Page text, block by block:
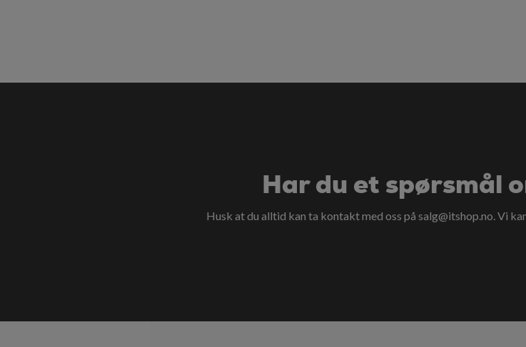
Har du et spørsmål
Husk at du alltid kan ta kontakt med oss på salg@itshop.no. Vi